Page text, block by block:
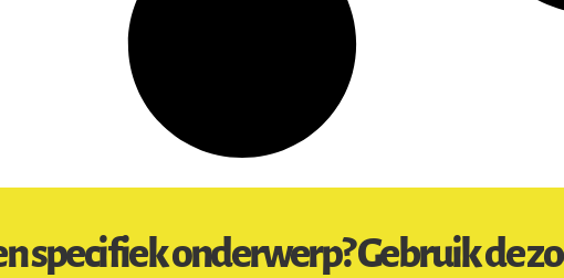
specifiek onderwerp? Gebruik de